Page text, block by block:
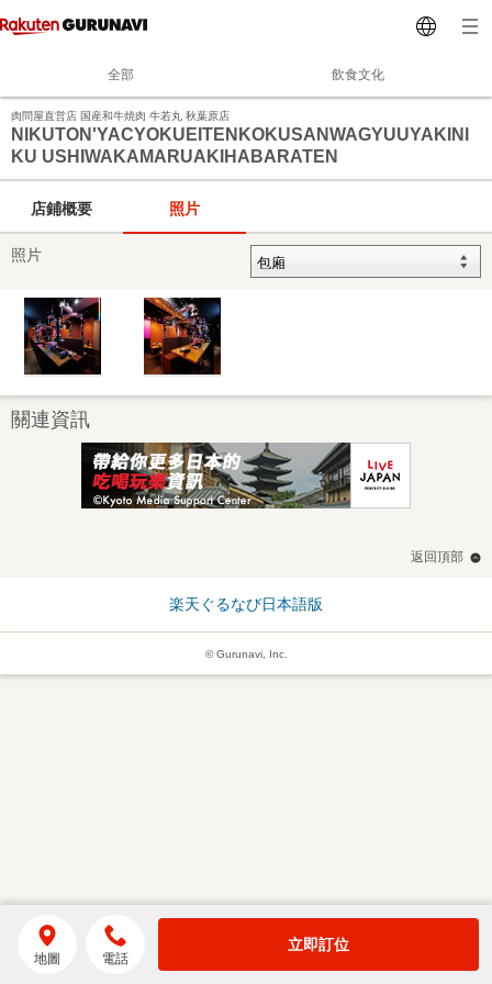
全部 飲食文化
肉問屋直営店 国産和牛焼肉 牛若丸 秋葉原店
NIKUTON'YACYOKUEITENKOKUSANWAGYUUYAKINI
KU USHIWAKAMARUAKIHABARATEN
店鋪概要 照片
照片
關連資訊
返回頂部
楽天ぐるなび日本語版
© Gurunavi, Inc.
地圖 電話
立即訂位